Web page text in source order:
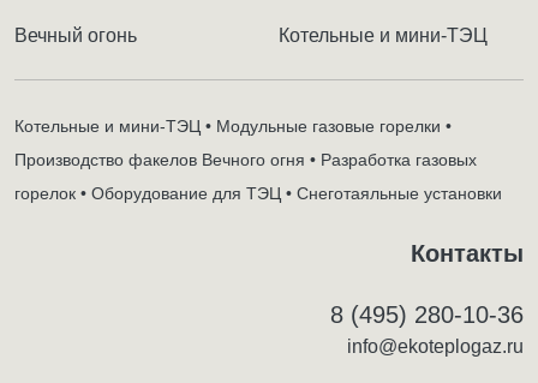
Вечный огонь Котельные и мини-ТЭЦ
Котельные и мини-ТЭЦ • Модульные газовые горелки •
Производство факелов Вечного огня • Разработка газовых
горелок • Оборудование для ТЭЦ • Снеготаяльные установки
Контакты
8 (495) 280-10-36
info@ekoteplogaz.ru